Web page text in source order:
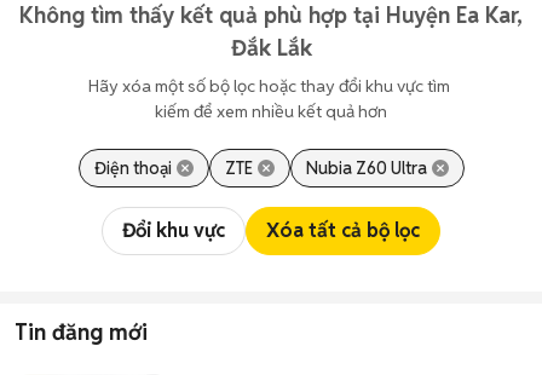
Không tìm thấy kết quả phù hợp tại Huyện Ea Kar,
Đắk Lắk
Hãy xóa một số bộ lọc hoặc thay đổi khu vực tìm
kiếm để xem nhiều kết quả hơn
Điện thoại ZTE Nubia Z60 Ultra
Đổi khu vực Xóa tất cả bộ lọc
Tin đăng mới